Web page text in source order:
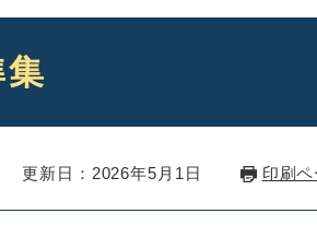
更新日：2026年5月1日 印刷